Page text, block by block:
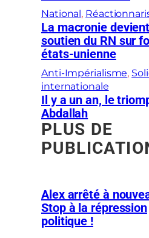
National ,
La macronie
soutien du RN sur
états-unienne
Anti-Impérialisme,
internationale
Il y a un an, le
Abdallah
PLUS DE
Alex arrêté à
Stop à la répression
politique !